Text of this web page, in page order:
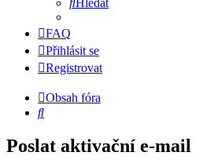
Hledat
FAQ
Přihlásit se
Registrovat
Obsah fóra
Hledat
Poslat aktivační e-mail